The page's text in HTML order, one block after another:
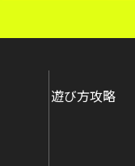
遊び方攻略